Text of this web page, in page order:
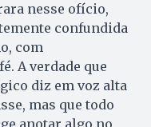
nesse ofício,
confundida
com
A verdade que
diz em voz alta
mas que todo
anotar algo no